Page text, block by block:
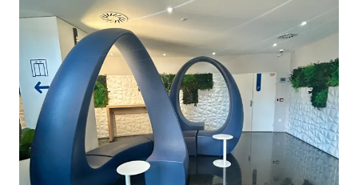
Croissance future: Les réaménagements de la
région promettent une visibilité accrue et un
potentiel de plus-value pour les investisseurs.